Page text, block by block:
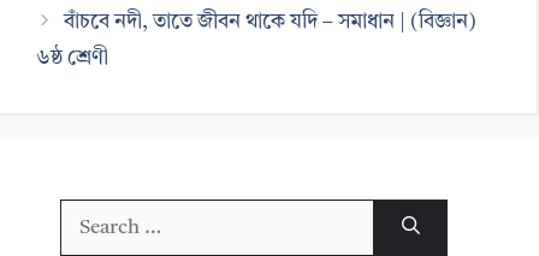
বাঁচবে নদী, তাতে জীবন থাকে যদি – সমাধান | (বিজ্ঞান)
৬ষ্ঠ শ্রেণী